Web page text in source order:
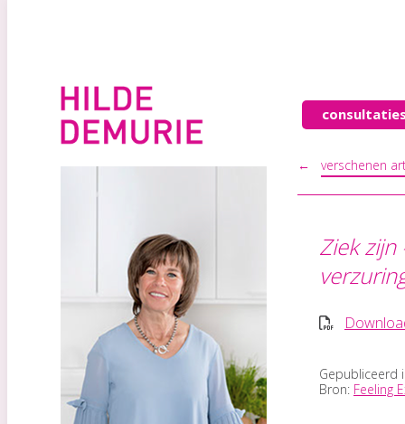
← verschenen
Ziek
Gepubliceerd
Bron: Feeling